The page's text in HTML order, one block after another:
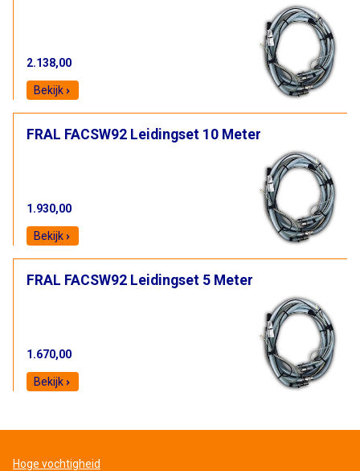
2.138,00
Bekijk
FRAL FACSW92 Leidingset 10 Meter
1.930,00
Bekijk
FRAL FACSW92 Leidingset 5 Meter
1.670,00
Bekijk
Hoge vochtigheid